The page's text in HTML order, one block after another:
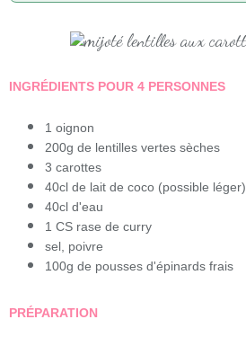
INGRÉDIENTS POUR 4 PERSONNES
1 oignon
200g de lentilles vertes sèches
3 carottes
40cl de lait de coco (possible léger)
40cl d'eau
1 CS rase de curry
sel, poivre
100g de pousses d'épinards frais
PRÉPARATION